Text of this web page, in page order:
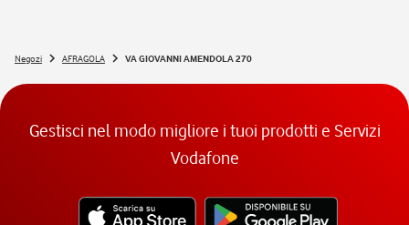
Negozi AFRAGOLA VA GIOVANNI AMENDOLA 270
Gestisci nel modo migliore i tuoi prodotti e Servizi
Vodafone